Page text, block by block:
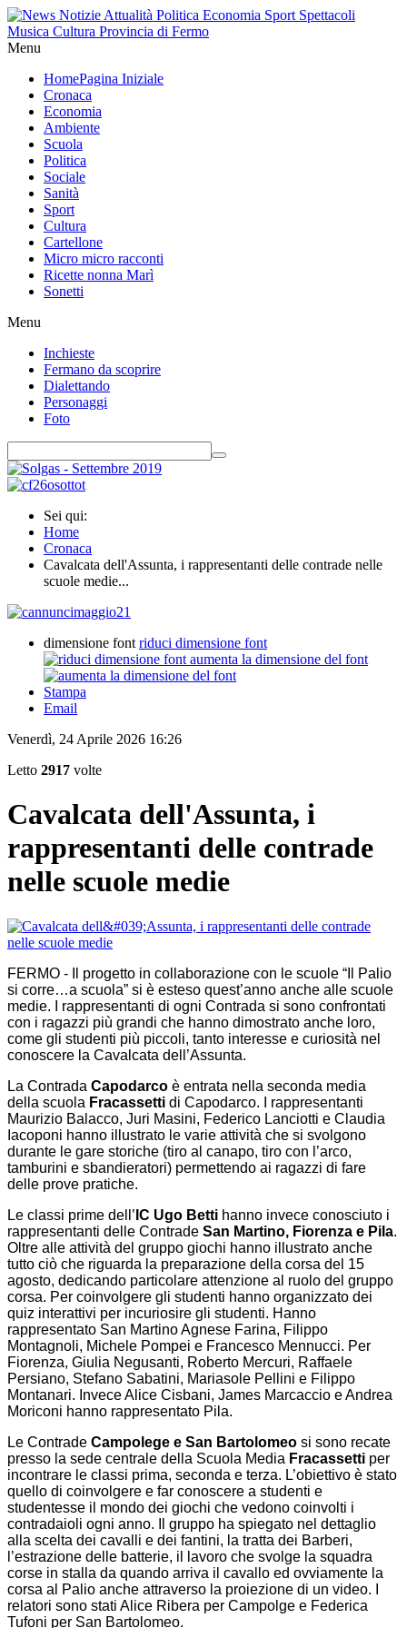
Menu
HomePagina Iniziale
Cronaca
Economia
Ambiente
Scuola
Politica
Sociale
Sanità
Sport
Cultura
Cartellone
Micro micro racconti
Ricette nonna Marì
Sonetti
Menu
Inchieste
Fermano da scoprire
Dialettando
Personaggi
Foto
Sei qui:
Home
Cronaca
Cavalcata dell'Assunta, i rappresentanti delle contrade nelle
scuole medie...
dimensione font riduci dimensione font
aumenta la dimensione del font
Stampa
Email
Venerdì, 24 Aprile 2026 16:26
Letto 2917 volte
Cavalcata dell'Assunta, i
rappresentanti delle contrade
nelle scuole medie
FERMO - Il progetto in collaborazione con le scuole “Il Palio
si corre…a scuola” si è esteso quest’anno anche alle scuole
medie. I rappresentanti di ogni Contrada si sono confrontati
con i ragazzi più grandi che hanno dimostrato anche loro,
come gli studenti più piccoli, tanto interesse e curiosità nel
conoscere la Cavalcata dell’Assunta.
La Contrada Capodarco è entrata nella seconda media
della scuola Fracassetti di Capodarco. I rappresentanti
Maurizio Balacco, Juri Masini, Federico Lanciotti e Claudia
Iacoponi hanno illustrato le varie attività che si svolgono
durante le gare storiche (tiro al canapo, tiro con l’arco,
tamburini e sbandieratori) permettendo ai ragazzi di fare
delle prove pratiche.
Le classi prime dell’ IC Ugo Betti hanno invece conosciuto i
rappresentanti delle Contrade San Martino, Fiorenza e Pila.
Oltre alle attività del gruppo giochi hanno illustrato anche
tutto ciò che riguarda la preparazione della corsa del 15
agosto, dedicando particolare attenzione al ruolo del gruppo
corsa. Per coinvolgere gli studenti hanno organizzato dei
quiz interattivi per incuriosire gli studenti. Hanno
rappresentato San Martino Agnese Farina, Filippo
Montagnoli, Michele Pompei e Francesco Mennucci. Per
Fiorenza, Giulia Negusanti, Roberto Mercuri, Raffaele
Persiano, Stefano Sabatini, Mariasole Pellini e Filippo
Montanari. Invece Alice Cisbani, James Marcaccio e Andrea
Moriconi hanno rappresentato Pila.
Le Contrade Campolege e San Bartolomeo si sono recate
presso la sede centrale della Scuola Media Fracassetti per
incontrare le classi prima, seconda e terza. L’obiettivo è stato
quello di coinvolgere e far conoscere a studenti e
studentesse il mondo dei giochi che vedono coinvolti i
contradaioli ogni anno. Il gruppo ha spiegato nel dettaglio
alla scelta dei cavalli e dei fantini, la tratta dei Barberi,
l’estrazione delle batterie, il lavoro che svolge la squadra
corse in stalla da quando arriva il cavallo ed ovviamente la
corsa al Palio anche attraverso la proiezione di un video. I
relatori sono stati Alice Ribera per Campolge e Federica
Tufoni per San Bartolomeo.